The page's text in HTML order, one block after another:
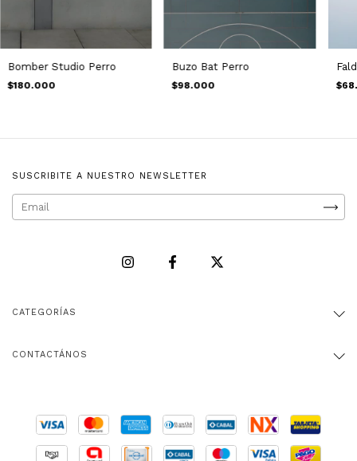
Bomber Studio Perro
$180.000
Buzo Bat Perro
$98.000
SUSCRIBITE A NUESTRO NEWSLETTER
CATEGORÍAS
CONTACTÁNOS